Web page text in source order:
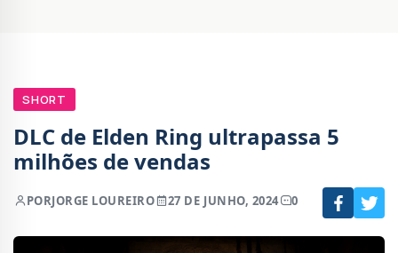
SHORT
DLC de Elden Ring ultrapassa 5
milhões de vendas
PORJORGE LOUREIRO 27 DE JUNHO, 2024 0